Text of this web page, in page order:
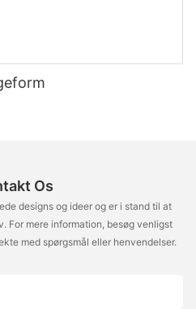
Os
designs og ideer og er i stand til at
For mere information, besøg venligst
med spørgsmål eller henvendelser.